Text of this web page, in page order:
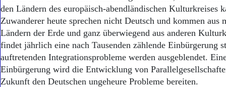
Kontakt
Impressum
Datenschutz
den Ländern des europäisch-abendländischen Kulturkreises
Zuwanderer heute sprechen nicht Deutsch und kommen aus
Ländern der Erde und ganz überwiegend aus anderen
findet jährlich eine nach Tausenden zählende Einbürgerung
auftretenden Integrationsprobleme werden ausgeblendet.
Einbürgerung wird die Entwicklung von
Zukunft den Deutschen ungeheure Probleme bereiten.